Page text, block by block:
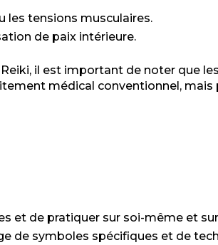
les tensions musculaires.
de paix intérieure.
il est important de noter que
médical conventionnel,
et de pratiquer sur soi-même et
de symboles spécifiques et de